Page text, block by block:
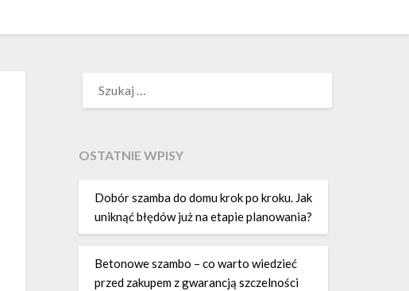
OSTATNIE WPISY
Dobór szamba do domu krok po kroku. Jak
uniknąć błędów już na etapie planowania?
Betonowe szambo – co warto wiedzieć
przed zakupem z gwarancją szczelności